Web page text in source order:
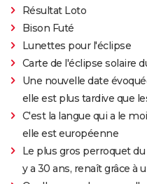
Résultat Loto
Bison Futé
Lunettes pour l'éclipse
Carte de l'éclipse solaire
Une nouvelle date
elle est plus tardive que
C'est la langue qui a le
elle est européenne
Le plus gros perroquet
y a 30 ans, renaît grâce à